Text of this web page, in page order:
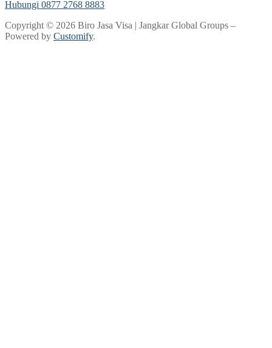
Hubungi 0877 2768 8883
Copyright © 2026 Biro Jasa Visa | Jangkar Global Groups –
Powered by Customify.